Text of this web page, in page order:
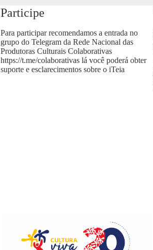
Participe
Para participar recomendamos a entrada no
grupo do Telegram da Rede Nacional das
Produtoras Culturais Colaborativas
https://t.me/colaborativaslá você poderá obter
suporte e esclarecimentos sobre o iTeia